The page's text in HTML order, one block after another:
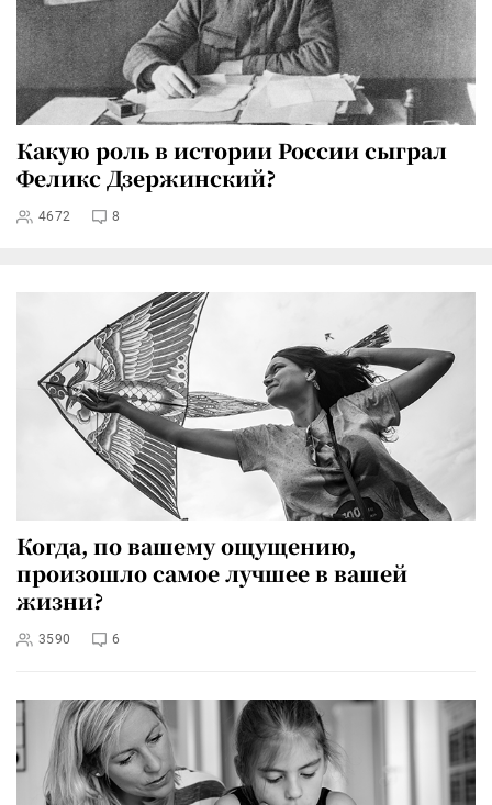
Какую роль в истории России сыграл
Феликс Дзержинский?
4672 8
Когда, по вашему ощущению,
произошло самое лучшее в вашей
жизни?
3590 6